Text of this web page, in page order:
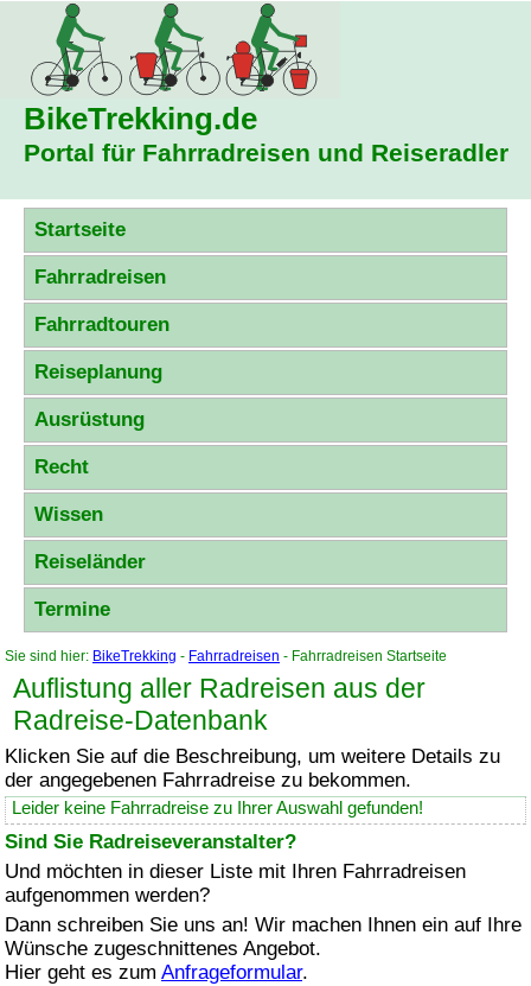
BikeTrekking.de
Portal für Fahrradreisen und Reiseradler
Startseite
Fahrradreisen
Fahrradtouren
Reiseplanung
Ausrüstung
Recht
Wissen
Reiseländer
Termine
Sie sind hier: BikeTrekking - Fahrradreisen - Fahrradreisen Startseite
Auflistung aller Radreisen aus der
Radreise-Datenbank
Klicken Sie auf die Beschreibung, um weitere Details zu
der angegebenen Fahrradreise zu bekommen.
Leider keine Fahrradreise zu Ihrer Auswahl gefunden!
Sind Sie Radreiseveranstalter?
Und möchten in dieser Liste mit Ihren Fahrradreisen
aufgenommen werden?
Dann schreiben Sie uns an! Wir machen Ihnen ein auf Ihre
Wünsche zugeschnittenes Angebot.
Hier geht es zum Anfrageformular.